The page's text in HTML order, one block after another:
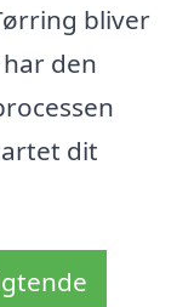
bliver
den
dit